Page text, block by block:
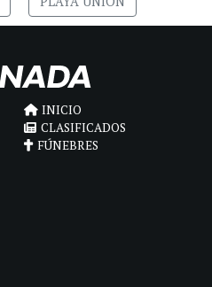
INICIO
CLASIFICADOS
FÚNEBRES